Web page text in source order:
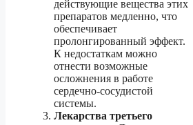
действующие вещества этих
препаратов медленно, что
обеспечивает
пролонгированный эффект.
К недостаткам можно
отнести возможные
осложнения в работе
сердечно-сосудистой
системы.
Лекарства третьего